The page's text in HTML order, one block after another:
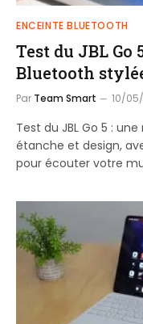
ENCEINTE BLUETOOTH
Test du JBL
Bluetooth
Par Team Smart 10/
Test du JBL Go 5 :
étanche et design,
pour écouter votre